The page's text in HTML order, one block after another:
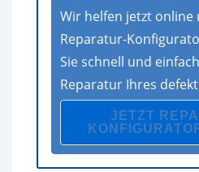
Wir helfen jetzt online
Reparatur-
Sie schnell und
Reparatur Ihres
JETZT